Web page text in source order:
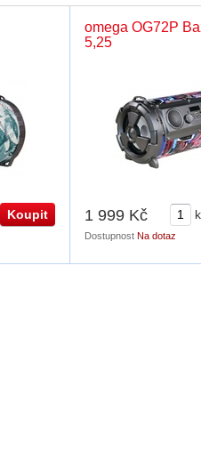
omega OG72P
5,25
1 999 Kč
Dostupnost Na dotaz